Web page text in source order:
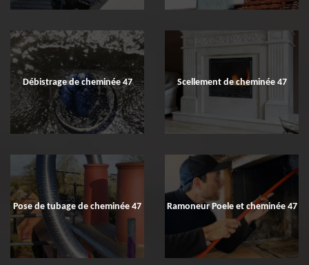
Débistrage de cheminée 47 Scellement de cheminée 47
Pose de tubage de cheminée 47 Ramoneur Poele et cheminée 47